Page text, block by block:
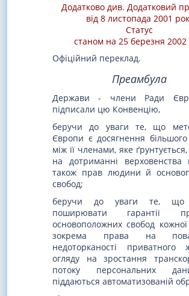
Додатково див. Додатковий
від 8 листопада 2001
Статус
станом на 25 березня 2002
Офіційний переклад.
Преамбула
Держави - члени Ради
підписали цю Конвенцію,
беручи до уваги те, що
Європи є досягнення
між її членами, яке
на дотриманні верховенства
також прав людини й
свобод;
беручи до уваги те, що
поширювати гарантії
основоположних свобод
зокрема права на
недоторканості приватного
огляду на зростання
потоку персональних
піддаються автоматизованій